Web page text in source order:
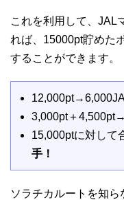
これを利用して、JAL
れば、15000pt貯めた
することができます。
3,000pt＋
15,000ptに対して
手！
ソラチカルートを知ら